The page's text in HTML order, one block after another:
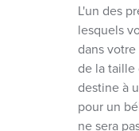
L'un des
lesquels
dans
de la taille
destine à
pour un
ne sera